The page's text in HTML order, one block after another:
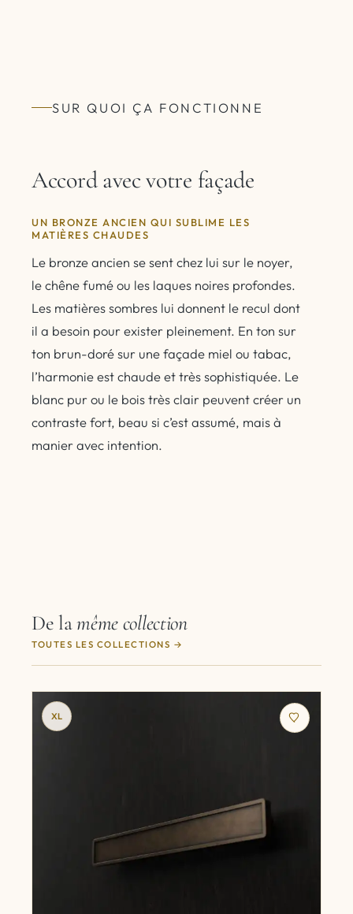
SUR QUOI ÇA FONCTIONNE
Accord avec votre façade
UN BRONZE ANCIEN QUI SUBLIME LES
MATIÈRES CHAUDES
Le bronze ancien se sent chez lui sur le noyer,
le chêne fumé ou les laques noires profondes.
Les matières sombres lui donnent le recul dont
il a besoin pour exister pleinement. En ton sur
ton brun-doré sur une façade miel ou tabac,
l’harmonie est chaude et très sophistiquée. Le
blanc pur ou le bois très clair peuvent créer un
contraste fort, beau si c’est assumé, mais à
manier avec intention.
De lamême collection
TOUTES LES COLLECTIONS
XL